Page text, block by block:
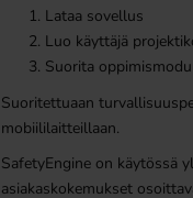
Lataa sovellus
Luo käyttäjä
Suorita
Suoritettuaan
mobiililaitteillaan.
SafetyEngine on käytössä
asiakaskokemukset